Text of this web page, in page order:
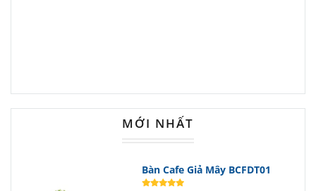
này đều có thể trở thành điểm nhấn
MỚI NHẤT
Bàn Cafe Giả Mây BCFDT01